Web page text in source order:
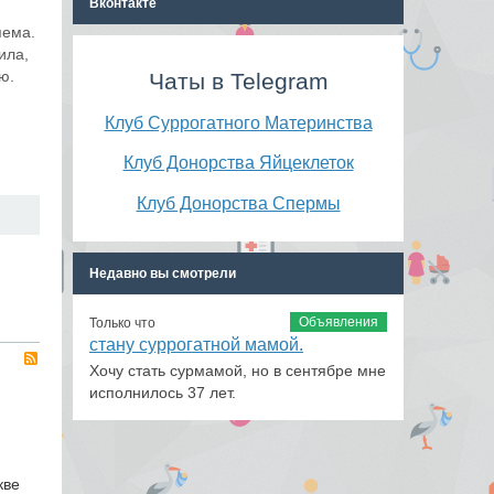
Вконтакте
Чаты в Telegram
Клуб Суррогатного Материнства
Клуб Донорства Яйцеклеток
Клуб Донорства Спермы
Недавно вы смотрели
Объявления
Только что
стану суррогатной мамой.
Хочу стать сурмамой, но в сентябре мне
исполнилось 37 лет.